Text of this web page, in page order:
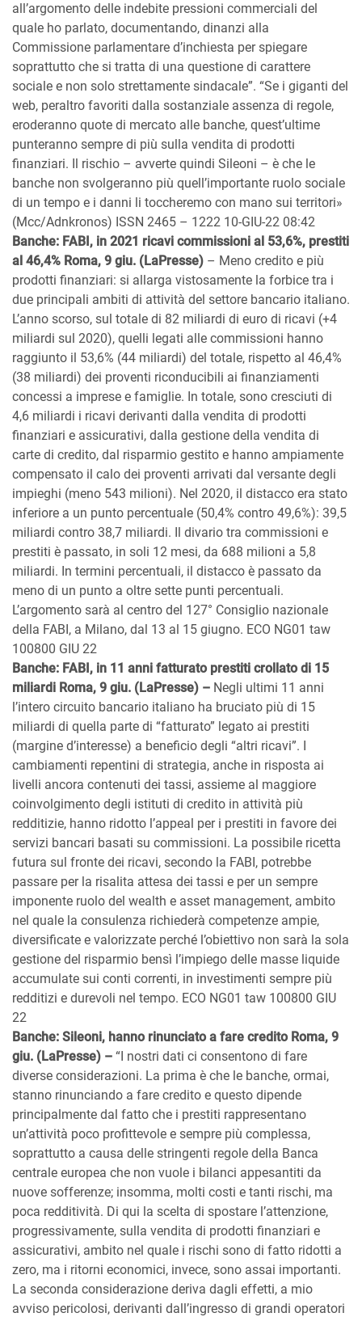
all’argomento delle indebite pressioni commerciali del
quale ho parlato, documentando, dinanzi alla
Commissione parlamentare d’inchiesta per spiegare
soprattutto che si tratta di una questione di carattere
sociale e non solo strettamente sindacale”. “Se i giganti del
web, peraltro favoriti dalla sostanziale assenza di regole,
eroderanno quote di mercato alle banche, quest’ultime
punteranno sempre di più sulla vendita di prodotti
finanziari. Il rischio – avverte quindi Sileoni – è che le
banche non svolgeranno più quell’importante ruolo sociale
di un tempo e i danni li toccheremo con mano sui territori»
(Mcc/Adnkronos) ISSN 2465 – 1222 10-GIU-22 08:42
Banche: FABI, in 2021 ricavi commissioni al 53,6%, prestiti
al 46,4% Roma, 9 giu. (LaPresse) – Meno credito e più
prodotti finanziari: si allarga vistosamente la forbice tra i
due principali ambiti di attività del settore bancario italiano.
L’anno scorso, sul totale di 82 miliardi di euro di ricavi (+4
miliardi sul 2020), quelli legati alle commissioni hanno
raggiunto il 53,6% (44 miliardi) del totale, rispetto al 46,4%
(38 miliardi) dei proventi riconducibili ai finanziamenti
concessi a imprese e famiglie. In totale, sono cresciuti di
4,6 miliardi i ricavi derivanti dalla vendita di prodotti
finanziari e assicurativi, dalla gestione della vendita di
carte di credito, dal risparmio gestito e hanno ampiamente
compensato il calo dei proventi arrivati dal versante degli
impieghi (meno 543 milioni). Nel 2020, il distacco era stato
inferiore a un punto percentuale (50,4% contro 49,6%): 39,5
miliardi contro 38,7 miliardi. Il divario tra commissioni e
prestiti è passato, in soli 12 mesi, da 688 milioni a 5,8
miliardi. In termini percentuali, il distacco è passato da
meno di un punto a oltre sette punti percentuali.
L’argomento sarà al centro del 127° Consiglio nazionale
della FABI, a Milano, dal 13 al 15 giugno. ECO NG01 taw
100800 GIU 22
Banche: FABI, in 11 anni fatturato prestiti crollato di 15
miliardi Roma, 9 giu. (LaPresse) – Negli ultimi 11 anni
l’intero circuito bancario italiano ha bruciato più di 15
miliardi di quella parte di “fatturato” legato ai prestiti
(margine d’interesse) a beneficio degli “altri ricavi”. I
cambiamenti repentini di strategia, anche in risposta ai
livelli ancora contenuti dei tassi, assieme al maggiore
coinvolgimento degli istituti di credito in attività più
redditizie, hanno ridotto l’appeal per i prestiti in favore dei
servizi bancari basati su commissioni. La possibile ricetta
futura sul fronte dei ricavi, secondo la FABI, potrebbe
passare per la risalita attesa dei tassi e per un sempre
imponente ruolo del wealth e asset management, ambito
nel quale la consulenza richiederà competenze ampie,
diversificate e valorizzate perché l’obiettivo non sarà la sola
gestione del risparmio bensì l’impiego delle masse liquide
accumulate sui conti correnti, in investimenti sempre più
redditizi e durevoli nel tempo. ECO NG01 taw 100800 GIU
22
Banche: Sileoni, hanno rinunciato a fare credito Roma, 9
giu. (LaPresse) – “I nostri dati ci consentono di fare
diverse considerazioni. La prima è che le banche, ormai,
stanno rinunciando a fare credito e questo dipende
principalmente dal fatto che i prestiti rappresentano
un’attività poco profittevole e sempre più complessa,
soprattutto a causa delle stringenti regole della Banca
centrale europea che non vuole i bilanci appesantiti da
nuove sofferenze; insomma, molti costi e tanti rischi, ma
poca redditività. Di qui la scelta di spostare l’attenzione,
progressivamente, sulla vendita di prodotti finanziari e
assicurativi, ambito nel quale i rischi sono di fatto ridotti a
zero, ma i ritorni economici, invece, sono assai importanti.
La seconda considerazione deriva dagli effetti, a mio
avviso pericolosi, derivanti dall’ingresso di grandi operatori